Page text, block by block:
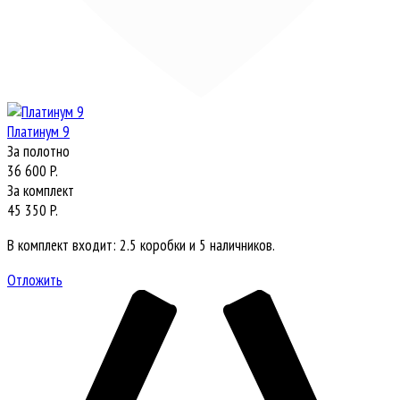
Платинум 9
За полотно
36 600 P.
За комплект
45 350 P.
В комплект входит: 2.5 коробки и 5 наличников.
Отложить